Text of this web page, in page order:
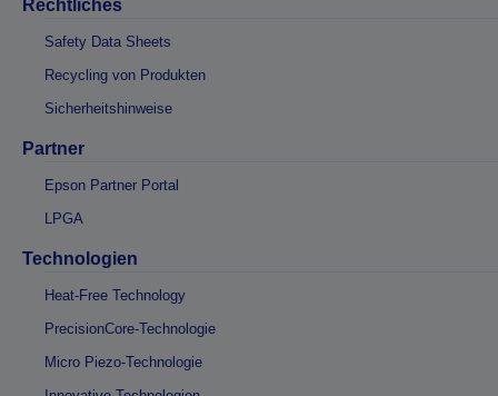
Rechtliches
Safety Data Sheets
Recycling von Produkten
Sicherheitshinweise
Partner
Epson Partner Portal
LPGA
Technologien
Heat-Free Technology
PrecisionCore-Technologie
Micro Piezo-Technologie